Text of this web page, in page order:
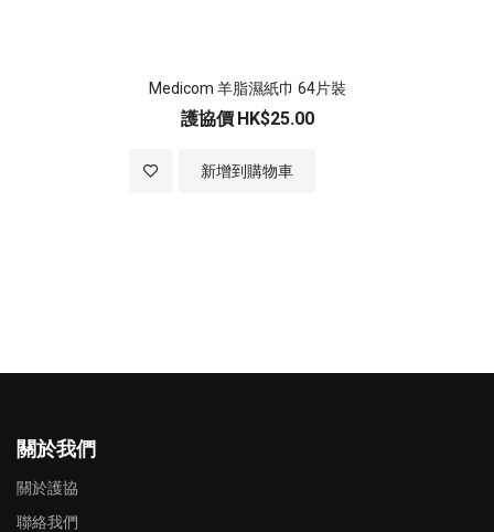
Medicom 羊脂濕紙巾 64片裝
護協價 HK$25.00
新增到購物車
加入至願望清單
關於我們
關於護協
聯絡我們